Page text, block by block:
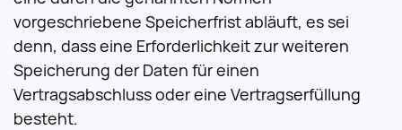
vorgeschriebene Speicherfrist abläuft, es sei
denn, dass eine Erforderlichkeit zur weiteren
Speicherung der Daten für einen
Vertragsabschluss oder eine Vertragserfüllung
besteht.